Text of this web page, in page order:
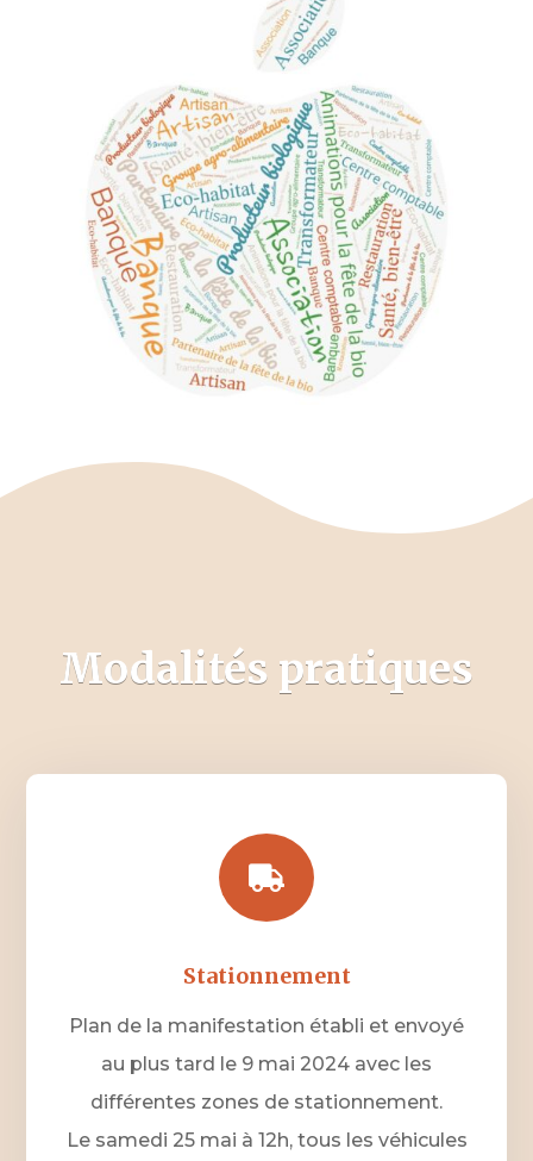
Modalités pratiques

Stationnement
Plan de la manifestation établi et envoyé
au plus tard le 9 mai 2024 avec les
différentes zones de stationnement.
Le samedi 25 mai à 12h, tous les véhicules